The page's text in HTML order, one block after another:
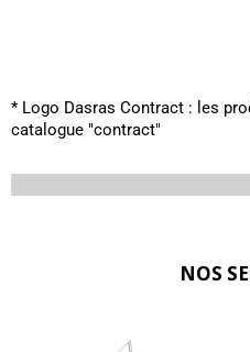
* Logo Dasras Contract : les
catalogue "contract"
NOS